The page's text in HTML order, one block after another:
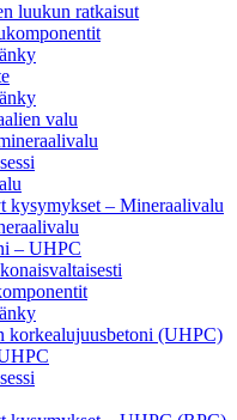
luukun ratkaisut
valu
kysymykset – Mineraalivalu
– UHPC
korkealujuusbetoni (UHPC)